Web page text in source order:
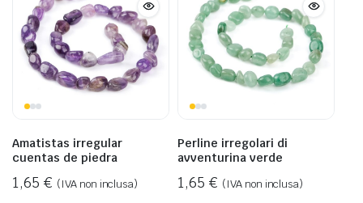
Amatistas irregular
cuentas de piedra
1,65 € (IVA non inclusa)
Perline irregolari di
avventurina verde
1,65 € (IVA non inclusa)